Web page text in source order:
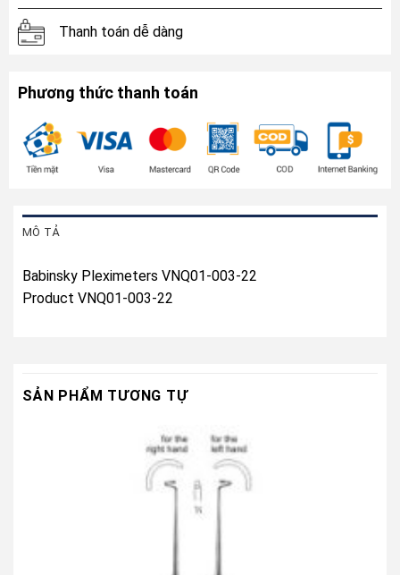
Thanh toán dễ dàng
Phương thức thanh toán
MÔ TẢ
Babinsky Pleximeters VNQ01-003-22
Product VNQ01-003-22
SẢN PHẨM TƯƠNG TỰ